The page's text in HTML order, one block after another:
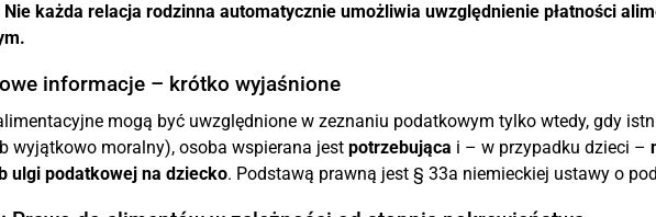
Nie każda relacja rodzinna automatycznie umożliwia uwzględnienie płatności
informacje – krótko wyjaśnione
mogą być uwzględnione w zeznaniu podatkowym tylko wtedy, gdy
wyjątkowo moralny), osoba wspierana jest potrzebująca i – w przypadku dzieci –
ulgi podatkowej na dziecko. Podstawą prawną jest § 33a niemieckiej ustawy o